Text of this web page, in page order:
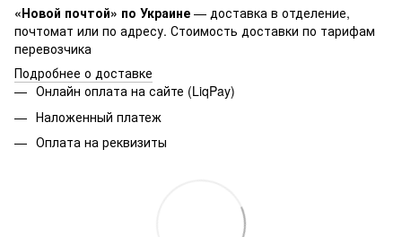
«Новой почтой» по Украине — доставка в отделение,
почтомат или по адресу. Стоимость доставки по тарифам
перевозчика
Подробнее о доставке
Онлайн оплата на сайте (LiqPay)
Наложенный платеж
Оплата на реквизиты